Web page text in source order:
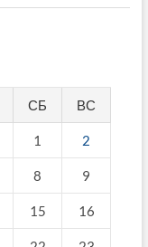
СБ ВС
1 2
8 9
15 16